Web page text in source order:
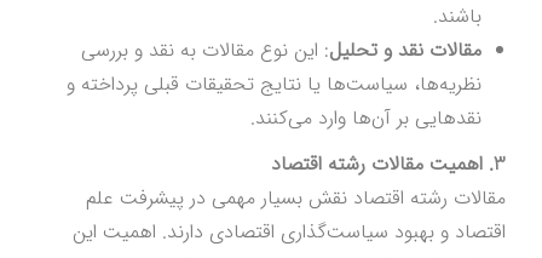
باشند.
مقالات نقد و تحلیل: این نوع مقالات به نقد و بررسی
نظریه‌ها، سیاست‌ها یا نتایج تحقیقات قبلی پرداخته و
نقدهایی بر آن‌ها وارد می‌کنند.
3. اهمیت مقالات رشته اقتصاد
مقالات رشته اقتصاد نقش بسیار مهمی در پیشرفت علم
اقتصاد و بهبود سیاست‌گذاری اقتصادی دارند. اهمیت این